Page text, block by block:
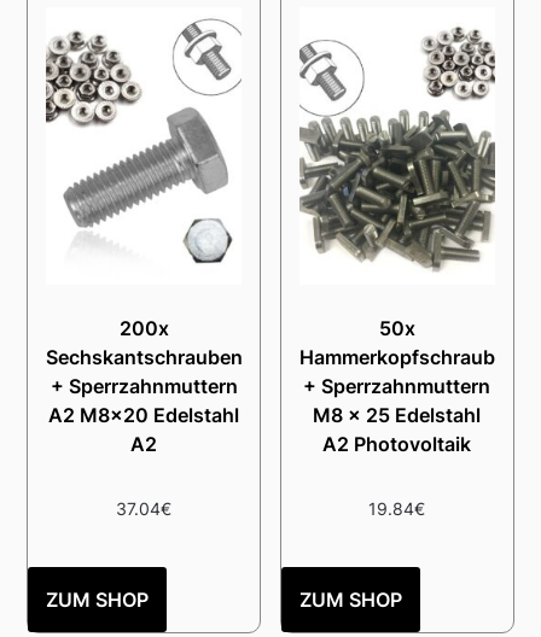
200x
Sechskantschrauben
+ Sperrzahnmuttern
A2 M8x20 Edelstahl
A2
37.04€
ZUM SHOP
50x
Hammerkopfschrauben
+ Sperrzahnmuttern
M8 x 25 Edelstahl
A2 Photovoltaik
19.84€
ZUM SHOP